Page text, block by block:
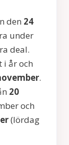
den 24
under
deal.
i år och
.
20
och
(lördag